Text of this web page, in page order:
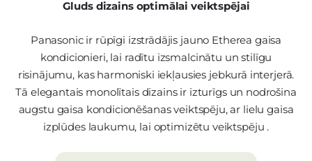
Gluds dizains optimālai veiktspējai
Panasonic ir rūpīgi izstrādājis jauno Etherea gaisa
kondicionieri, lai radītu izsmalcinātu un stilīgu
risinājumu, kas harmoniski iekļausies jebkurā interjerā.
Tā elegantais monolītais dizains ir izturīgs un nodrošina
augstu gaisa kondicionēšanas veiktspēju, ar lielu gaisa
izplūdes laukumu, lai optimizētu veiktspēju .